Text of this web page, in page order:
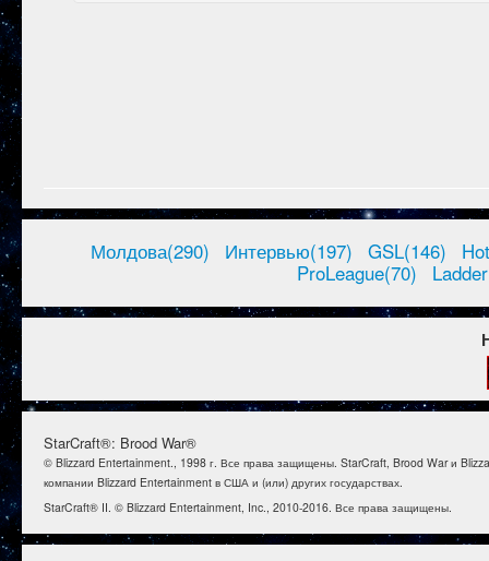
Молдова(290) Интервью(197) GSL(146)
ProLeague(70)
StarCraft®: Brood War®
© Blizzard Entertainment., 1998 г. Все права защищены. StarCraft, Brood War и
компании Blizzard Entertainment в США и (или) других государствах.
StarCraft® II. © Blizzard Entertainment, Inc., 2010-2016. Все права защищены.